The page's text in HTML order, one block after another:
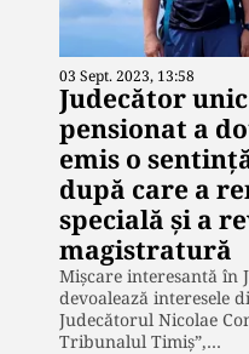
03 Sept. 2023, 13:58
Judecător
pensionat a
emis o
după care a
specială şi a
magistratură
Mişcare interesantă în
devoalează interesele
Judecătorul Nicolae
Tribunalul Timiş”,…